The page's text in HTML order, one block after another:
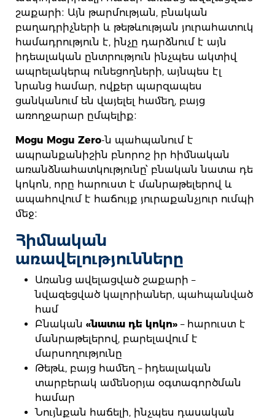
շաքարի։ Այն թարմության, բնական
բաղադրիչների և թեթևության յուրահատուկ
համադրություն է, ինչը դարձնում է այն
իդեալական ընտրություն ինչպես ակտիվ
ապրելակերպ ունեցողների, այնպես էլ
նրանց համար, ովքեր պարզապես
ցանկանում են վայելել համեղ, բայց
առողջարար ըմպելիք։
Mogu Mogu Zero-ն պահպանում է
ապրանքանիշին բնորոշ իր հիմնական
առանձնահատկությունը՝ բնական նատա դե
կոկոն, որը հարուստ է մանրաթելերով և
ապահովում է հաճույք յուրաքանչյուր ումպի
մեջ։
Հիմնական
առավելությունները
Առանց ավելացված շաքարի –
նվազեցված կալորիաներ, պահպանված
համ
Բնական«նատա դե կոկո» – հարուստ է
մանրաթելերով, բարելավում է
մարսողությունը
Թեթև, բայց համեղ – իդեալական
տարբերակ ամենօրյա օգտագործման
համար
Նույնքան հաճելի, ինչպես դասական